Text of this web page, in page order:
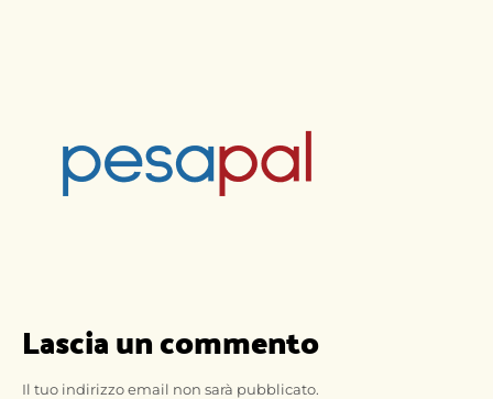
Lascia un commento
Il tuo indirizzo email non sarà pubblicato.